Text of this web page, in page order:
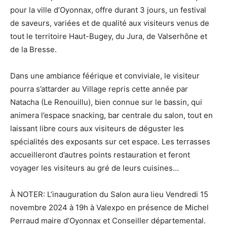
pour la ville d’Oyonnax, offre durant 3 jours, un festival
de saveurs, variées et de qualité aux visiteurs venus de
tout le territoire Haut-Bugey, du Jura, de Valserhône et
de la Bresse.
Dans une ambiance féérique et conviviale, le visiteur
pourra s’attarder au Village repris cette année par
Natacha (Le Renouillu), bien connue sur le bassin, qui
animera l’espace snacking, bar centrale du salon, tout en
laissant libre cours aux visiteurs de déguster les
spécialités des exposants sur cet espace. Les terrasses
accueilleront d’autres points restauration et feront
voyager les visiteurs au gré de leurs cuisines…
À NOTER: L’inauguration du Salon aura lieu Vendredi 15
novembre 2024 à 19h à Valexpo en présence de Michel
Perraud maire d’Oyonnax et Conseiller départemental.